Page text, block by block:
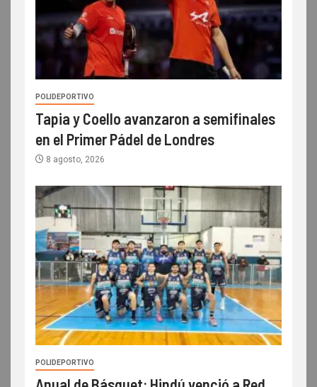
POLIDEPORTIVO
Tapia y Coello avanzaron a semifinales
en el Primer Pádel de Londres
8 agosto, 2026
POLIDEPORTIVO